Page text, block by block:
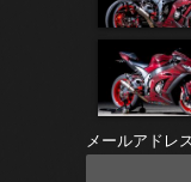
メールアドレス